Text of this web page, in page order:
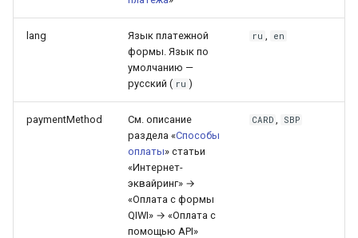
lang
Язык платежной
формы. Язык по
умолчанию —
русский ( ru )
ru , en
paymentMethod
См. описание
раздела «Способы
оплаты» статьи
«Интернет-
эквайринг» →
«Оплата с формы
QIWI» → «Оплата с
помощью API»
CARD , SBP